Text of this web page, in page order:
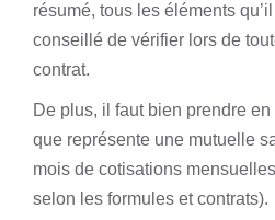
résumé, tous les éléments
conseillé de vérifier lors de
contrat.
De plus, il faut bien prendre
que représente une mutuelle
mois de cotisations
selon les formules et contrats).